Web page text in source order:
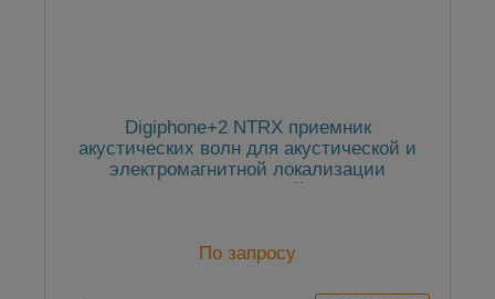
Digiphone+2 NTRX приемник
акустических волн для акустической и
электромагнитной локализации
По запросу